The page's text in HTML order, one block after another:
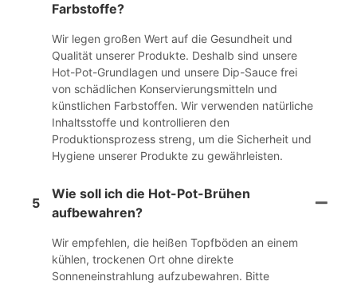
Farbstoffe?
Wir legen großen Wert auf die Gesundheit und
Qualität unserer Produkte. Deshalb sind unsere
Hot-Pot-Grundlagen und unsere Dip-Sauce frei
von schädlichen Konservierungsmitteln und
künstlichen Farbstoffen. Wir verwenden natürliche
Inhaltsstoffe und kontrollieren den
Produktionsprozess streng, um die Sicherheit und
Hygiene unserer Produkte zu gewährleisten.
5
Wie soll ich die Hot-Pot-Brühen
aufbewahren?
Wir empfehlen, die heißen Topfböden an einem
kühlen, trockenen Ort ohne direkte
Sonneneinstrahlung aufzubewahren. Bitte